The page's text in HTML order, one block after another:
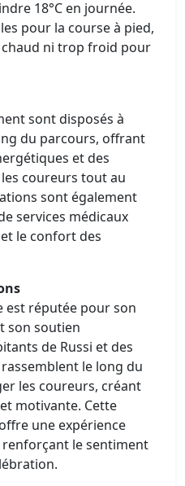
18°C en journée.
pour la course à pied,
ni trop froid pour
sont disposés à
du parcours, offrant
et des
coureurs tout au
sont également
services médicaux
le confort des
est réputée pour son
son soutien
de Russi et des
le long du
les coureurs, créant
motivante. Cette
une expérience
le sentiment